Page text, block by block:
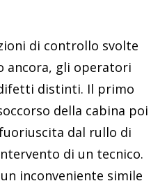
di controllo svolte
ancora, gli operatori
distinti. Il primo
della cabina poi
dal rullo di
di un tecnico.
inconveniente simile